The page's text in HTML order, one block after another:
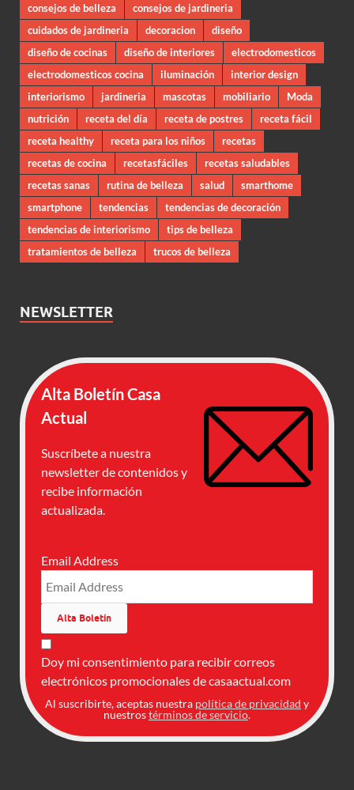
consejos de belleza
consejos de jardineria
cuidados de jardineria
decoracion
diseño
diseño de cocinas
diseño de interiores
electrodomesticos
electrodomesticos cocina
iluminación
interior design
interiorismo
jardineria mascotas mobiliario
Moda
nutrición
receta del día receta de postres
receta fácil
receta healthy
receta para los niños
recetas
recetas de cocina
recetasfáciles
recetas saludables
recetas sanas
rutina de belleza salud
smarthome
smartphone
tendencias
tendencias de decoración
tendencias de interiorismo
tips de belleza
tratamientos de belleza
trucos de belleza
NEWSLETTER
Alta Boletín Casa
Actual
Suscríbete a nuestra
newsletter de contenidos y
recibe información
actualizada.
Email Address
Doy mi consentimiento para recibir correos
electrónicos promocionales de casaactual.com
Al suscribirte, aceptas nuestra política de privacidad y
nuestrostérminos de servicio.